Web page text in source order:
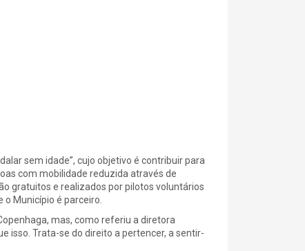
sem idade”, cujo objetivo é contribuir para
com mobilidade reduzida através de
gratuitos e realizados por pilotos voluntários
Município é parceiro.
mas, como referiu a diretora
isso. Trata-se do direito a pertencer, a sentir-